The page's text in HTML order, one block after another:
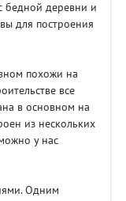
бедной деревни и
для построения
похожи на
все
в основном на
из нескольких
у нас
Одним
Рейтинг
3/ 5.0
OF THE ERDTREE